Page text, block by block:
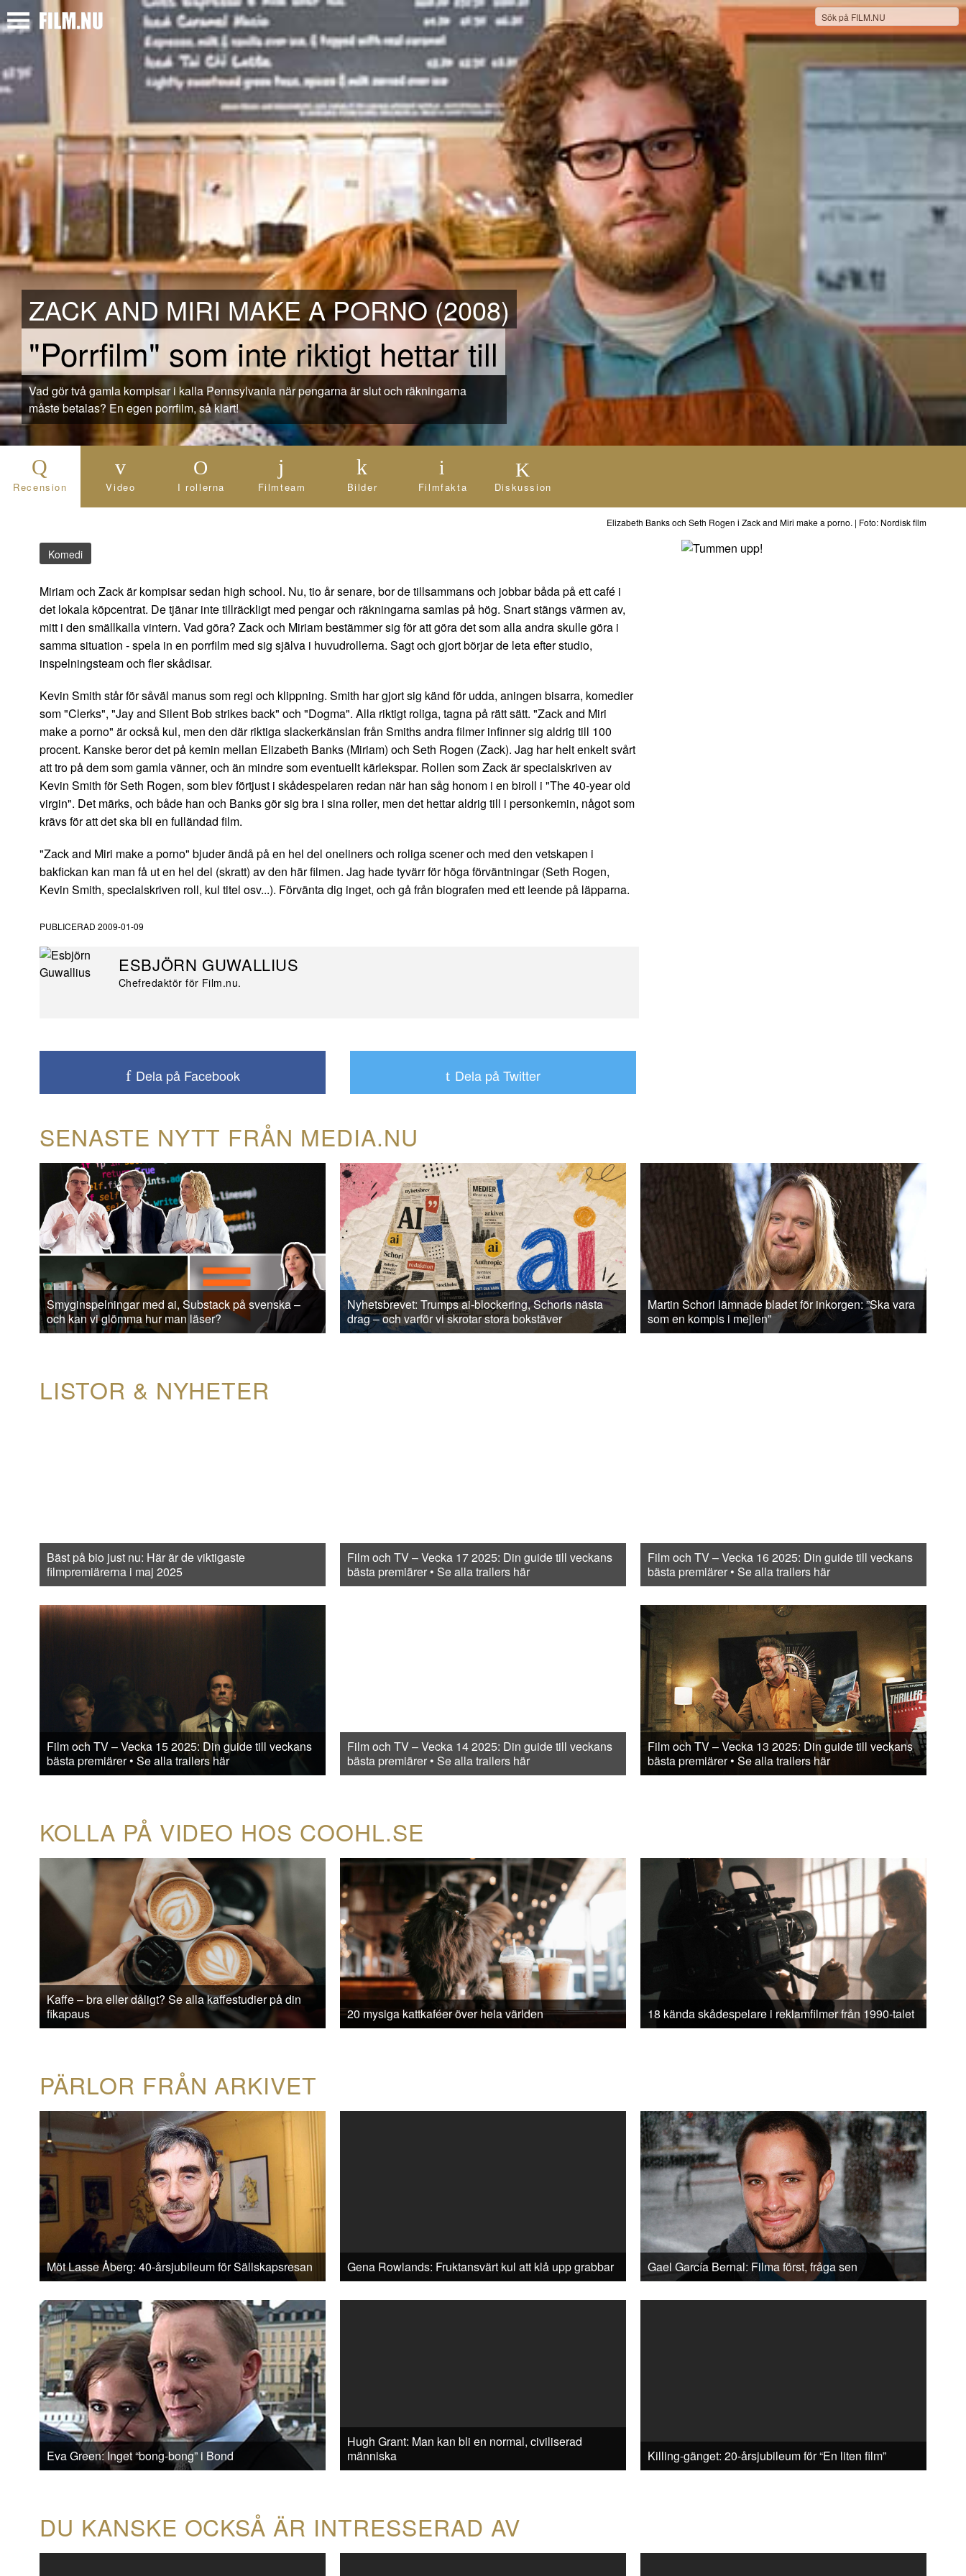
ZACK AND MIRI MAKE A PORNO (2008)
"Porrfilm" som inte riktigt hettar till
Vad gör två gamla kompisar i kalla Pennsylvania när pengarna är slut och räkningarna
måste betalas? En egen porrfilm, så klart!
Recension Video I rollerna Filmteam Bilder Filmfakta Diskussion
Elizabeth Banks och Seth Rogen i Zack and Miri make a porno. | Foto: Nordisk film
Komedi
Miriam och Zack är kompisar sedan high school. Nu, tio år senare, bor de tillsammans och jobbar båda på ett café i
det lokala köpcentrat. De tjänar inte tillräckligt med pengar och räkningarna samlas på hög. Snart stängs värmen av,
mitt i den smällkalla vintern. Vad göra? Zack och Miriam bestämmer sig för att göra det som alla andra skulle göra i
samma situation - spela in en porrfilm med sig själva i huvudrollerna. Sagt och gjort börjar de leta efter studio,
inspelningsteam och fler skådisar.
Kevin Smith står för såväl manus som regi och klippning. Smith har gjort sig känd för udda, aningen bisarra, komedier
som "Clerks", "Jay and Silent Bob strikes back" och "Dogma". Alla riktigt roliga, tagna på rätt sätt. "Zack and Miri
make a porno" är också kul, men den där riktiga slackerkänslan från Smiths andra filmer infinner sig aldrig till 100
procent. Kanske beror det på kemin mellan Elizabeth Banks (Miriam) och Seth Rogen (Zack). Jag har helt enkelt svårt
att tro på dem som gamla vänner, och än mindre som eventuellt kärlekspar. Rollen som Zack är specialskriven av
Kevin Smith för Seth Rogen, som blev förtjust i skådespelaren redan när han såg honom i en biroll i "The 40-year old
virgin". Det märks, och både han och Banks gör sig bra i sina roller, men det hettar aldrig till i personkemin, något som
krävs för att det ska bli en fulländad film.
"Zack and Miri make a porno" bjuder ändå på en hel del oneliners och roliga scener och med den vetskapen i
bakfickan kan man få ut en hel del (skratt) av den här filmen. Jag hade tyvärr för höga förväntningar (Seth Rogen,
Kevin Smith, specialskriven roll, kul titel osv...). Förvänta dig inget, och gå från biografen med ett leende på läpparna.
PUBLICERAD 2009-01-09
ESBJÖRN GUWALLIUS
Chefredaktör för Film.nu.
Dela på Facebook Dela på Twitter
SENASTE NYTT FRÅN MEDIA.NU
Smyginspelningar med ai, Substack på svenska –
och kan vi glömma hur man läser?
Nyhetsbrevet: Trumps ai-blockering, Schoris nästa
drag – och varför vi skrotar stora bokstäver
Martin Schori lämnade bladet för inkorgen: ”Ska vara
som en kompis i mejlen”
LISTOR & NYHETER
Bäst på bio just nu: Här är de viktigaste
filmpremiärerna i maj 2025
Film och TV – Vecka 17 2025: Din guide till veckans
bästa premiärer • Se alla trailers här
Film och TV – Vecka 16 2025: Din guide till veckans
bästa premiärer • Se alla trailers här
Film och TV – Vecka 15 2025: Din guide till veckans
bästa premiärer • Se alla trailers här
Film och TV – Vecka 14 2025: Din guide till veckans
bästa premiärer • Se alla trailers här
Film och TV – Vecka 13 2025: Din guide till veckans
bästa premiärer • Se alla trailers här
KOLLA PÅ VIDEO HOS COOHL.SE
Kaffe – bra eller dåligt? Se alla kaffestudier på din
fikapaus
20 mysiga kattkaféer över hela världen 18 kända skådespelare i reklamfilmer från 1990-talet
PÄRLOR FRÅN ARKIVET
Möt Lasse Åberg: 40-årsjubileum för Sällskapsresan Gena Rowlands: Fruktansvärt kul att klå upp grabbar Gael García Bernal: Filma först, fråga sen
Eva Green: Inget “bong-bong” i Bond
Hugh Grant: Man kan bli en normal, civiliserad
människa
Killing-gänget: 20-årsjubileum för “En liten film”
DU KANSKE OCKSÅ ÄR INTRESSERAD AV